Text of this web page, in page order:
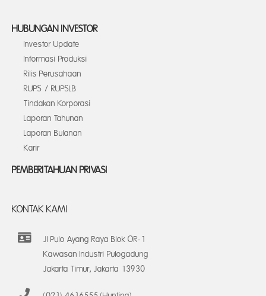
HUBUNGAN INVESTOR
Investor Update
Informasi Produksi
Rilis Perusahaan
RUPS / RUPSLB
Tindakan Korporasi
Laporan Tahunan
Laporan Bulanan
Karir
PEMBERITAHUAN PRIVASI
KONTAK KAMI
Jl Pulo Ayang Raya Blok OR-1
Kawasan Industri Pulogadung
Jakarta Timur, Jakarta 13930